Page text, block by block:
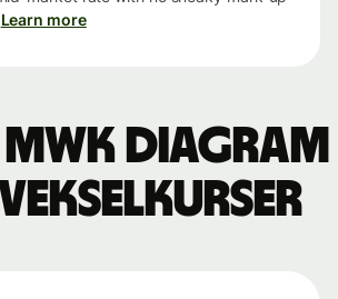
Learn more
Diagram